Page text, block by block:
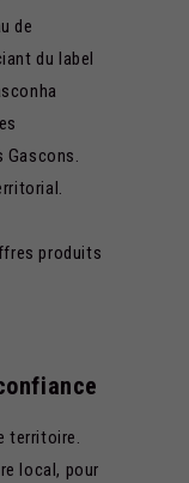
de
du label
Gascons.
produits
territoire.
local, pour